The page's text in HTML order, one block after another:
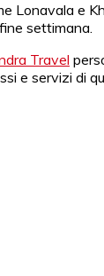
Lonavala e
settimana.
Travel
e servizi di